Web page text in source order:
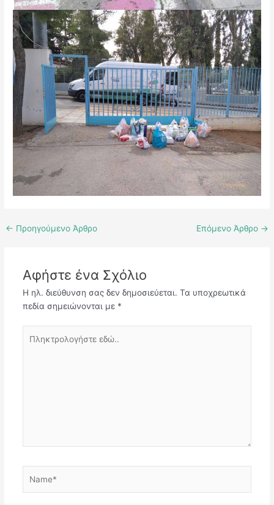
← Προηγούμενο Άρθρο Επόμενο Άρθρο →
Αφήστε ένα Σχόλιο
Η ηλ. διεύθυνση σας δεν δημοσιεύεται. Τα υποχρεωτικά
πεδία σημειώνονται με *
εδώ..